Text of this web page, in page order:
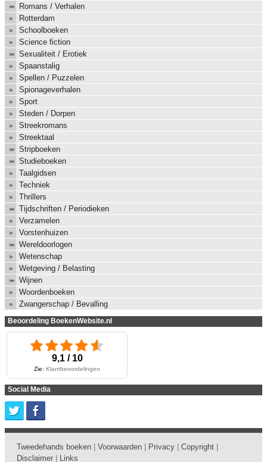
Romans / Verhalen
Rotterdam
Schoolboeken
Science fiction
Sexualiteit / Erotiek
Spaanstalig
Spellen / Puzzelen
Spionageverhalen
Sport
Steden / Dorpen
Streekromans
Streektaal
Stripboeken
Studieboeken
Taalgidsen
Techniek
Thrillers
Tijdschriften / Periodieken
Verzamelen
Vorstenhuizen
Wereldoorlogen
Wetenschap
Wetgeving / Belasting
Wijnen
Woordenboeken
Zwangerschap / Bevalling
Beoordeling BoekenWebsite.nl
9,1 / 10
Zie: Klantbeoordelingen
Social Media
Tweedehands boeken Voorwaarden Privacy Copyright
Disclaimer
Links